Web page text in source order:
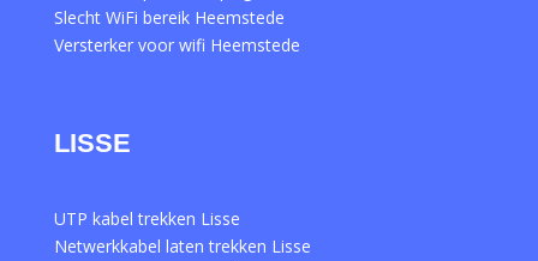
Slecht WiFi bereik Heemstede
Versterker voor wifi Heemstede
LISSE
UTP kabel trekken Lisse
Netwerkkabel laten trekken Lisse